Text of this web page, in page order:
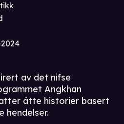
av det nifse
Angkhan
åtte historier basert
hendelser.